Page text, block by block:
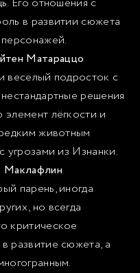
Его отношения с
в развитии сюжета
Матараццо
весёлый подросток с
решения
лёгкости и
животным
угрозами из Изнанки.
Маклафлин
парень, иногда
но всегда
критическое
развитие сюжета, а